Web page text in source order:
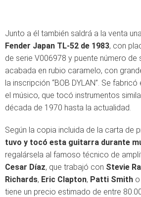
Junto a él también saldrá a la venta
Fender Japan TL-52 de 1983, con
de serie V006978 y puente número de
acabada en rubio caramelo, con
la inscripción “BOB DYLAN”. Se
el músico, que tocó instrumentos
década de 1970 hasta la actualidad.
Según la copia incluida de la carta de
tuvo y tocó esta guitarra durante
regalársela al famoso técnico de
Cesar Díaz, que trabajó con Stevie
Richards, Eric Clapton, Patti Smith o
tiene un precio estimado de entre